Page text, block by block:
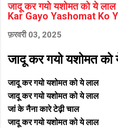
जादू कर गयो यशोमत को ये
Kar Gayo Yashomat Ko
फ़रवरी 03, 2025
जादू कर गयो यशोमत को
जादू कर गयो यशोमत को ये लाल
जादू कर गयो यशोमत को ये लाल
जां के नैना कारे टेढ़ी चाल
जादू कर गयो यशोमत को ये लाल